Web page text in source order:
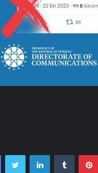
FacebookTwitter LinkedInTumblr